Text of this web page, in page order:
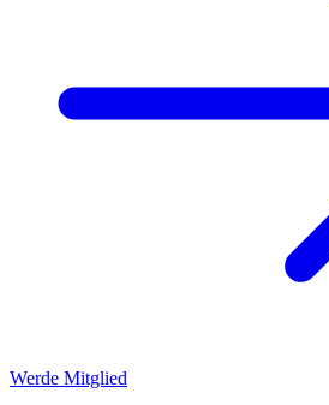
Werde Mitglied